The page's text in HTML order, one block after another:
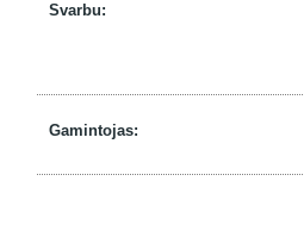
Svarbu:
Gamintojas: